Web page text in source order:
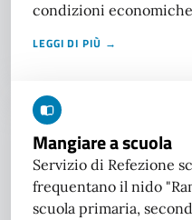
condizioni
LEGGI DI PIÙ →
Mangiare a scuola
Servizio di Refezione
frequentano il nido
scuola primaria,